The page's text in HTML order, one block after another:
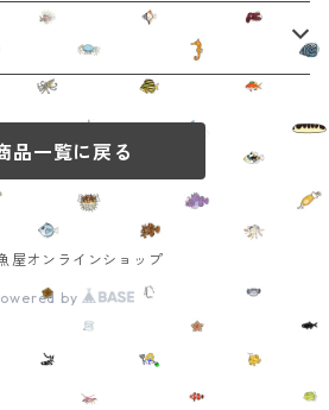
椙下聖海先生 (アクスタ他)
(アクキー、ステッカー他)
、ポストカード他)
品一覧に戻る
屋オンラインショップ
by